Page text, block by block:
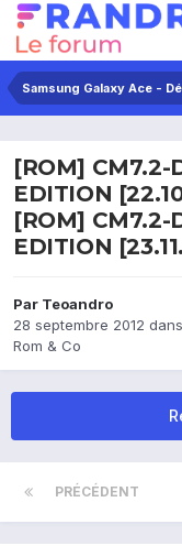
Samsung Galaxy Ace -
[ROM] CM7.2-
EDITION
[ROM] CM7.2-
EDITION
Par Teoandro
28 septembre 2012 dans
Rom & Co
PRÉCÉDENT